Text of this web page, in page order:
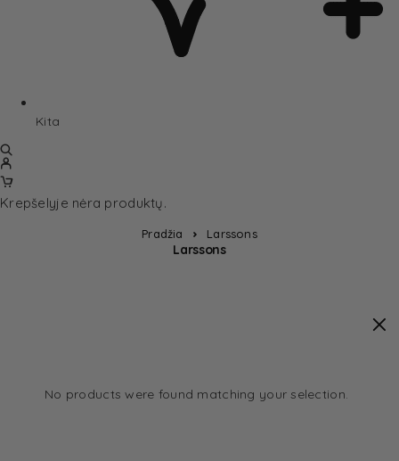
Kita
Krepšelyje nėra produktų.
Pradžia Larssons
Larssons
No products were found matching your selection.